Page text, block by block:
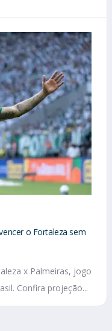
o Fortaleza sem
x Palmeiras, jogo
Confira projeção...